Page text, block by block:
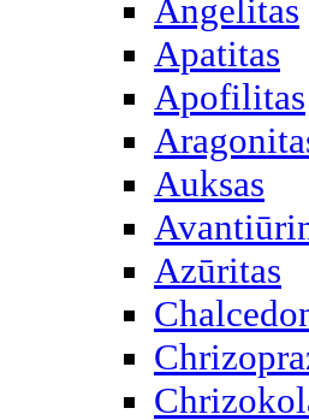
Angelitas
Apatitas
Apofilitas
Auksas
Azūritas